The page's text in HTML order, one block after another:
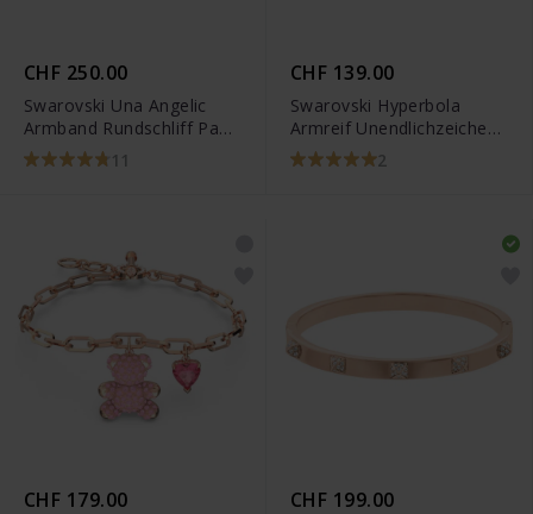
CHF 250.00
Swarovski Una Angelic
Armband Rundschliff Pavé
Mittel Weiss
Goldlegierungsschicht -
11
CHF 139.00
Swarovski Hyperbola
Armreif Unendlichzeichen
und Herz Weiss Metallmix
- 5518869
2
CHF 179.00 CHF 199.00